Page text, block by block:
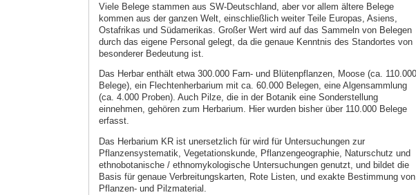
Viele Belege stammen aus SW-Deutschland, aber vor allem ältere Belege
kommen aus der ganzen Welt, einschließlich weiter Teile Europas, Asiens,
Ostafrikas und Südamerikas. Großer Wert wird auf das Sammeln von Belegen
durch das eigene Personal gelegt, da die genaue Kenntnis des Standortes von
besonderer Bedeutung ist.
Das Herbar enthält etwa 300.000 Farn- und Blütenpflanzen, Moose (ca. 110.000
Belege), ein Flechtenherbarium mit ca. 60.000 Belegen, eine Algensammlung
(ca. 4.000 Proben). Auch Pilze, die in der Botanik eine Sonderstellung
einnehmen, gehören zum Herbarium. Hier wurden bisher über 110.000 Belege
erfasst.
Das Herbarium KR ist unersetzlich für wird für Untersuchungen zur
Pflanzensystematik, Vegetationskunde, Pflanzengeographie, Naturschutz und
ethnobotanische / ethnomykologische Untersuchungen genutzt, und bildet die
Basis für genaue Verbreitungskarten, Rote Listen, und exakte Bestimmung von
Pflanzen- und Pilzmaterial.